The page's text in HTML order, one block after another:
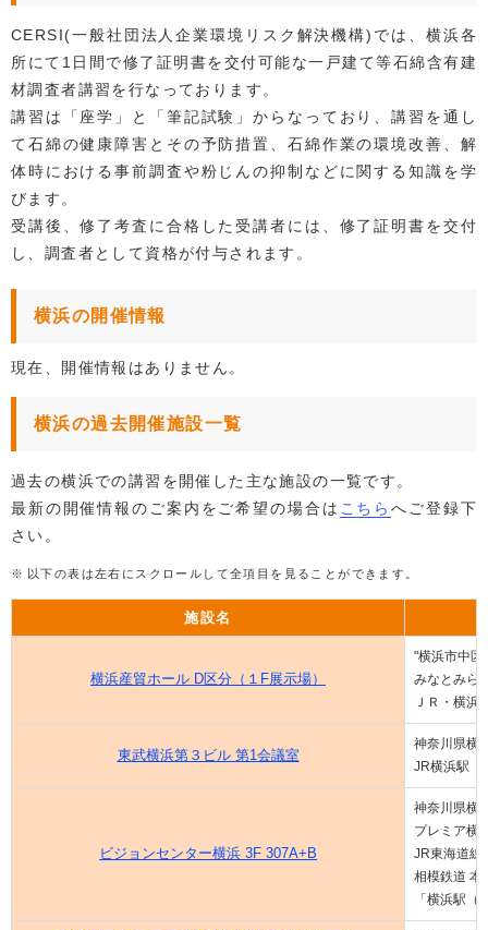
CERSI(一般社団法人企業環境リスク解決機構)では、横浜各
所にて1日間で修了証明書を交付可能な一戸建て等石綿含有建
材調査者講習を行なっております。
講習は「座学」と「筆記試験」からなっており、講習を通し
て石綿の健康障害とその予防措置、石綿作業の環境改善、解
体時における事前調査や粉じんの抑制などに関する知識を学
びます。
受講後、修了考査に合格した受講者には、修了証明書を交付
し、調査者として資格が付与されます。
横浜の開催情報
現在、開催情報はありません。
横浜の過去開催施設一覧
過去の横浜での講習を開催した主な施設の一覧です。
最新の開催情報のご案内をご希望の場合は こちらへご登録下
さい。
以下の表は左右にスクロールして全項目を見ることができます。
施設名
横浜産貿ホール D区分（１F展示場）
"横浜市中区
みなとみら
ＪＲ・横
東武横浜第３ビル 第1会議室
神奈川県横
JR横浜駅
ビジョンセンター横浜 3F 307A+B
神奈川県横
プレミア横
JR東海道線
相模鉄道 本
「横浜駅（